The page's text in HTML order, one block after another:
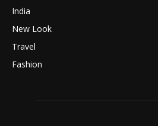
India
New Look
Travel
Fashion